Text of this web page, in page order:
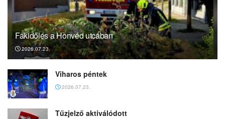
Fakidőlés a Honvéd utcában
2026.07.23.
Viharos péntek
2026.07.23.
Tűzjelző aktiválódott